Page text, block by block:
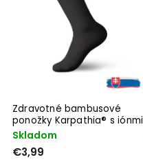
Zdravotné bambusové
ponožky Karpathia® s iónmi
striebra
Skladom
€3,99